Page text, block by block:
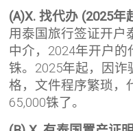
(A)X. 找代办 (2025年
用泰国旅行签证开户
中介，2024年开户的
铢。2025年起，因
格，文件程序繁琐，
65,000铢了。